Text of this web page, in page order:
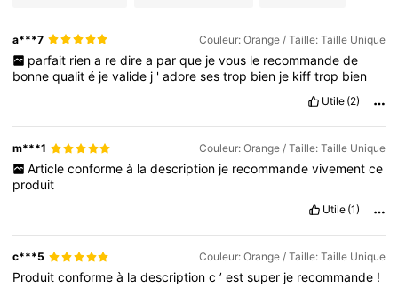
a***7 Couleur: Orange / Taille: Taille Unique
parfait rien a re dire a par que je vous le recommande de
bonnequalité jevalide j 'adoresestrop bien je kifftrop bien
Utile (2)
m***1 Couleur: Orange / Taille: Taille Unique
Article conforme à la description je recommande vivement ce
produit
Utile (1)
c***5 Couleur: Orange / Taille: Taille Unique
Produitconformeà ladescriptionc’estsuper je recommande !